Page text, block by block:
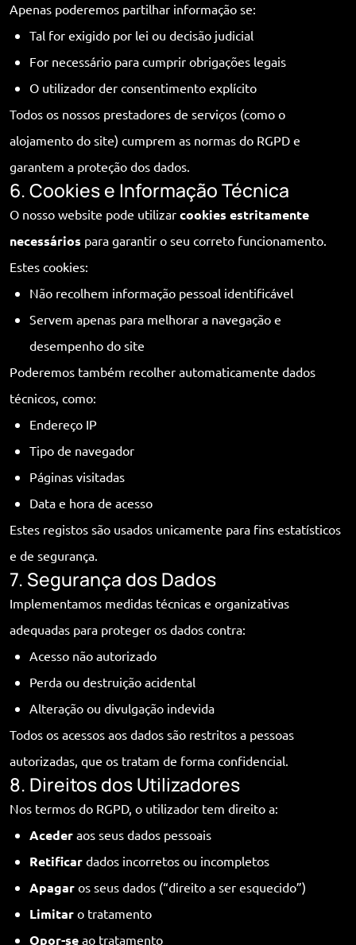
Apenas poderemos partilhar informação se:
Tal for exigido por lei ou decisão judicial
For necessário para cumprir obrigações legais
O utilizador der consentimento explícito
Todos os nossos prestadores de serviços (como o
alojamento do site) cumprem as normas do RGPD e
garantem a proteção dos dados.
6. Cookies e Informação Técnica
O nosso website pode utilizar cookies estritamente
necessários para garantir o seu correto funcionamento.
Estes cookies:
Não recolhem informação pessoal identificável
Servem apenas para melhorar a navegação e
desempenho do site
Poderemos também recolher automaticamente dados
técnicos, como:
Endereço IP
Tipo de navegador
Páginas visitadas
Data e hora de acesso
Estes registos são usados unicamente para fins estatísticos
e de segurança.
7. Segurança dos Dados
Implementamos medidas técnicas e organizativas
adequadas para proteger os dados contra:
Acesso não autorizado
Perda ou destruição acidental
Alteração ou divulgação indevida
Todos os acessos aos dados são restritos a pessoas
autorizadas, que os tratam de forma confidencial.
8. Direitos dos Utilizadores
Nos termos do RGPD, o utilizador tem direito a:
Aceder aos seus dados pessoais
Retificar dados incorretos ou incompletos
Apagar os seus dados (“direito a ser esquecido”)
Limitar o tratamento
Opor-se ao tratamento